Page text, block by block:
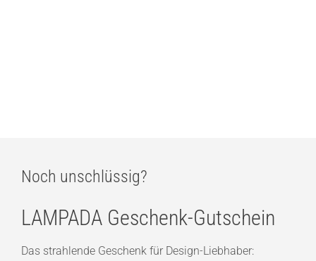
Noch unschlüssig?
LAMPADA Geschenk-Gutschein
Das strahlende Geschenk für Design-Liebhaber: